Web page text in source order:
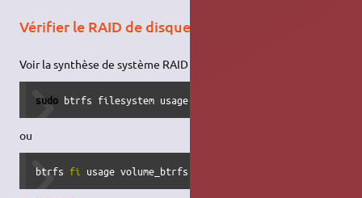
Vérifier le RAID de disques
Voir la synthèse de système RAID
sudo btrfs filesystem usage
ou
btrfs fi usage volume_btrfs